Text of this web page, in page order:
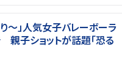
～」人気女子バレーボーラ
子ショットが話題「恐る